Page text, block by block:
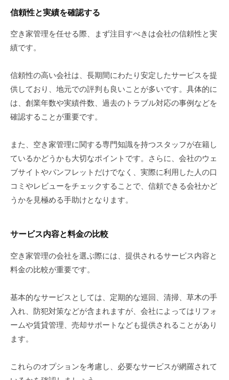
信頼性と実績を確認する
空き家管理を任せる際、まず注目すべきは会社の信頼性と実
績です。
信頼性の高い会社は、長期間にわたり安定したサービスを提
供しており、地元での評判も良いことが多いです。具体的に
は、創業年数や実績件数、過去のトラブル対応の事例などを
確認することが重要です。
また、空き家管理に関する専門知識を持つスタッフが在籍し
ているかどうかも大切なポイントです。さらに、会社のウェ
ブサイトやパンフレットだけでなく、実際に利用した人の口
コミやレビューをチェックすることで、信頼できる会社かど
うかを見極める手助けとなります。
サービス内容と料金の比較
空き家管理の会社を選ぶ際には、提供されるサービス内容と
料金の比較が重要です。
基本的なサービスとしては、定期的な巡回、清掃、草木の手
入れ、防犯対策などが含まれますが、会社によってはリフォ
ームや賃貸管理、売却サポートなども提供されることがあり
ます。
これらのオプションを考慮し、必要なサービスが網羅されて